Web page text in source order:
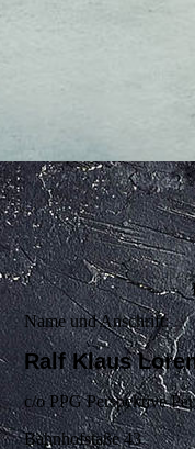
Name und Anschrift:
Ralf Klaus
c/o PPG Perspektive
Bahnhofstaße 43